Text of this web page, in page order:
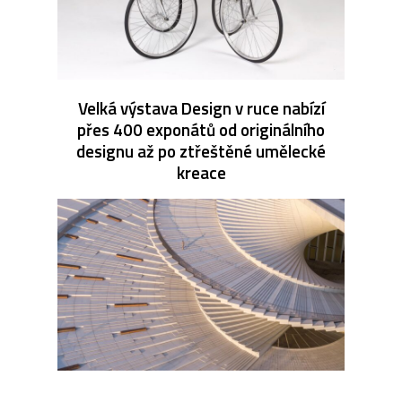
Velká výstava Design v ruce nabízí
přes 400 exponátů od originálního
designu až po ztřeštěné umělecké
kreace